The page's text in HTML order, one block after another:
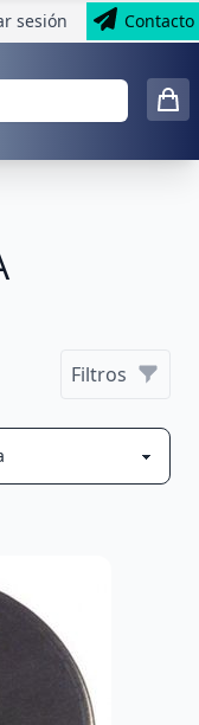
sesión Contacto
Filtros